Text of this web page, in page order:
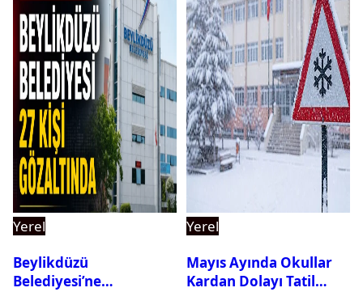
Yerel
Beylikdüzü
Belediyesi’ne
Yerel
Mayıs Ayında Okullar
Kardan Dolayı Tatil